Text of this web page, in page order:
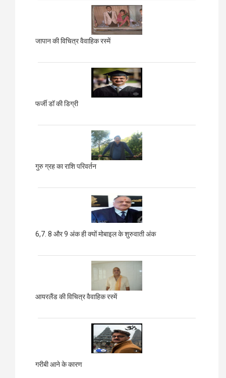
जापान की विचित्र वैवाहिक रस्में
फर्जी डॉ की डिग्री
गुरु ग्रह का राशि परिवर्तन
6,7. 8 और 9 अंक ही क्यों मोबाइल के शुरुवाती अंक
आयरलैंड की विचित्र वैवाहिक रस्में
गरीबी आने के कारण